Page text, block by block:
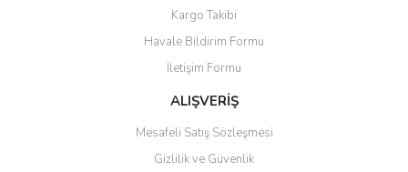
Ürün resmi kalitesiz, bozuk veya görüntülenemiyor.
Ürün açıklamasında eksik bilgiler bulunuyor.
Ürün bilgilerinde hatalar bulunuyor.
Ürün fiyatı diğer sitelerden daha pahalı.
Kargo Takibi
Havale Bildirim Formu
İletişim Formu
ALIŞVERİŞ
Mesafeli Satış Sözleşmesi
Gizlilik ve Güvenlik